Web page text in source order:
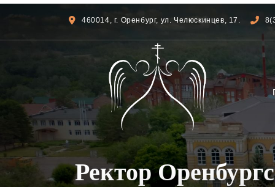
460014, г. Оренбург, ул. Челюскинцев, 17.
Ректор